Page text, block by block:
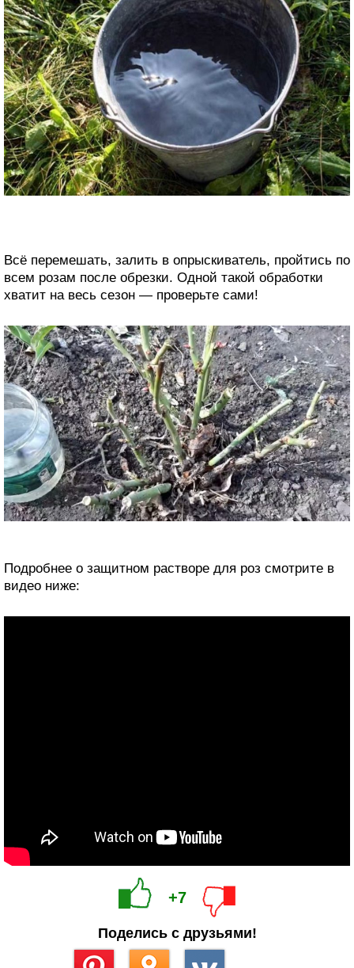
Всё перемешать, залить в опрыскиватель, пройтись по
всем розам после обрезки. Одной такой обработки
хватит на весь сезон — проверьте сами!
Подробнее о защитном растворе для роз смотрите в
видео ниже:
+7
Поделись с друзьями!